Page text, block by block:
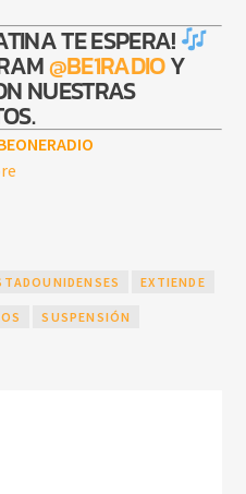
TE ESPERA!
@BE1RADIOY
NUESTRAS
EXTIENDE
SUSPENSIÓN